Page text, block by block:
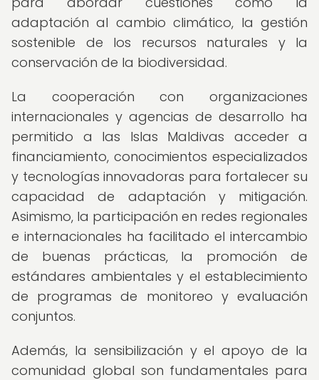
adaptación al cambio climático, la gestión
sostenible de los recursos naturales y la
conservación de la biodiversidad.
La cooperación con organizaciones
internacionales y agencias de desarrollo ha
permitido a las Islas Maldivas acceder a
financiamiento, conocimientos especializados
y tecnologías innovadoras para fortalecer su
capacidad de adaptación y mitigación.
Asimismo, la participación en redes regionales
e internacionales ha facilitado el intercambio
de buenas prácticas, la promoción de
estándares ambientales y el establecimiento
de programas de monitoreo y evaluación
conjuntos.
Además, la sensibilización y el apoyo de la
comunidad global son fundamentales para